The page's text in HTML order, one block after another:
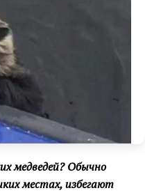
медведей? Обычно
местах, избегают